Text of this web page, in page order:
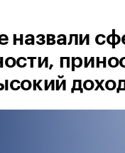
назвали